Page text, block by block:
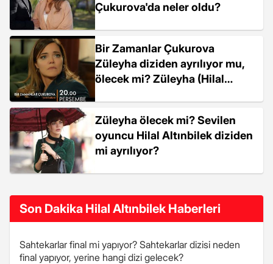
Çukurova'da neler oldu?
Bir Zamanlar Çukurova
Züleyha diziden ayrılıyor mu,
ölecek mi? Züleyha (Hilal
Züleyha ölecek mi? Sevilen
oyuncu Hilal Altınbilek diziden
mi ayrılıyor?
Son Dakika Hilal Altınbilek Haberleri
Sahtekarlar final mi yapıyor? Sahtekarlar dizisi neden
final yapıyor, yerine hangi dizi gelecek?